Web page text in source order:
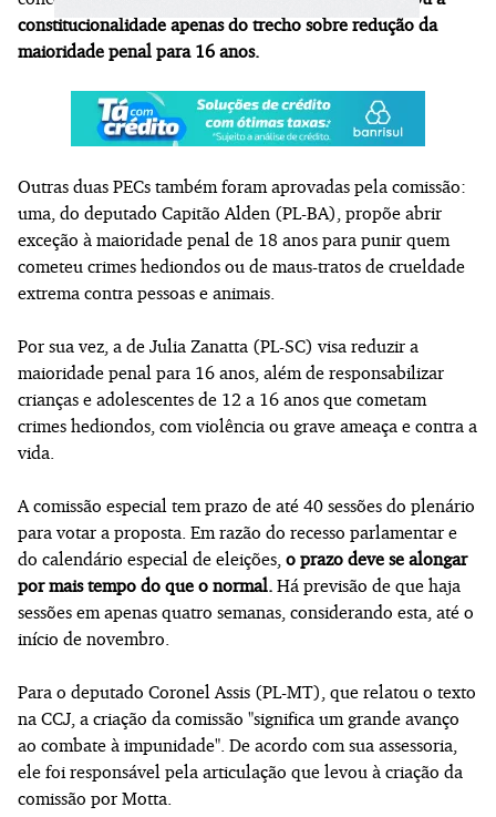
constitucionalidade apenas do trecho sobre redução da
maioridade penal para 16 anos.
Outras duas PECs também foram aprovadas pela comissão:
uma, do deputado Capitão Alden (PL-BA), propõe abrir
exceção à maioridade penal de 18 anos para punir quem
cometeu crimes hediondos ou de maus-tratos de crueldade
extrema contra pessoas e animais.
Por sua vez, a de Julia Zanatta (PL-SC) visa reduzir a
maioridade penal para 16 anos, além de responsabilizar
crianças e adolescentes de 12 a 16 anos que cometam
crimes hediondos, com violência ou grave ameaça e contra a
vida.
A comissão especial tem prazo de até 40 sessões do plenário
para votar a proposta. Em razão do recesso parlamentar e
do calendário especial de eleições, o prazo deve se alongar
por mais tempo do que o normal. Há previsão de que haja
sessões em apenas quatro semanas, considerando esta, até o
início de novembro.
Para o deputado Coronel Assis (PL-MT), que relatou o texto
na CCJ, a criação da comissão "significa um grande avanço
ao combate à impunidade". De acordo com sua assessoria,
ele foi responsável pela articulação que levou à criação da
comissão por Motta.